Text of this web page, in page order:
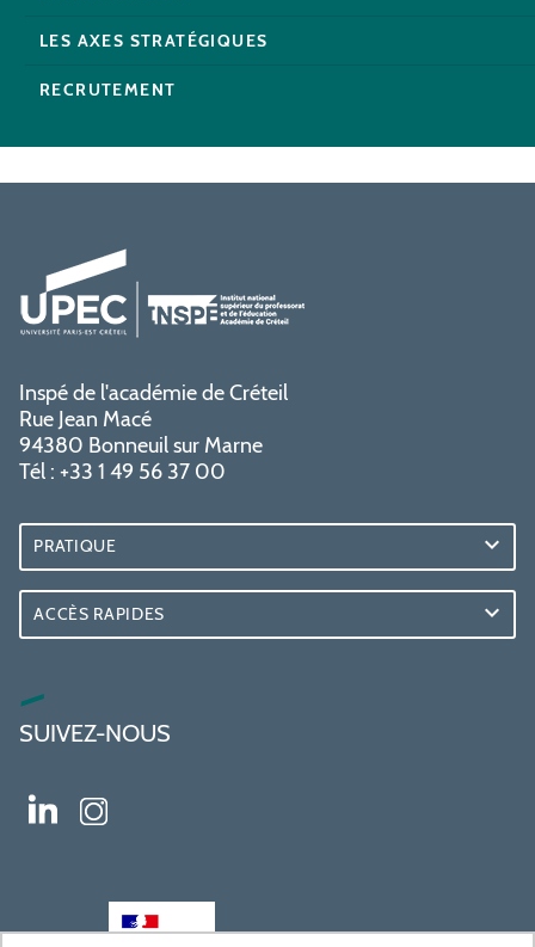
LES AXES STRATÉGIQUES
RECRUTEMENT
Inspé de l'académie de Créteil
Rue Jean Macé
94380 Bonneuil sur Marne
Tél : +33 1 49 56 37 00
PRATIQUE
ACCÈS RAPIDES
SUIVEZ-NOUS